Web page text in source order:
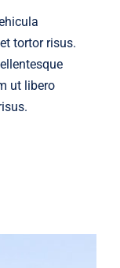
tortor risus.
ut libero